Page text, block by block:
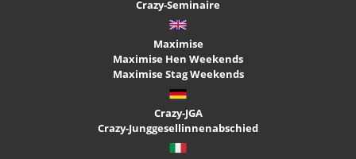
Crazy-Seminaire
Maximise
Maximise Hen Weekends
Maximise Stag Weekends
Crazy-JGA
Crazy-Junggesellinnenabschied